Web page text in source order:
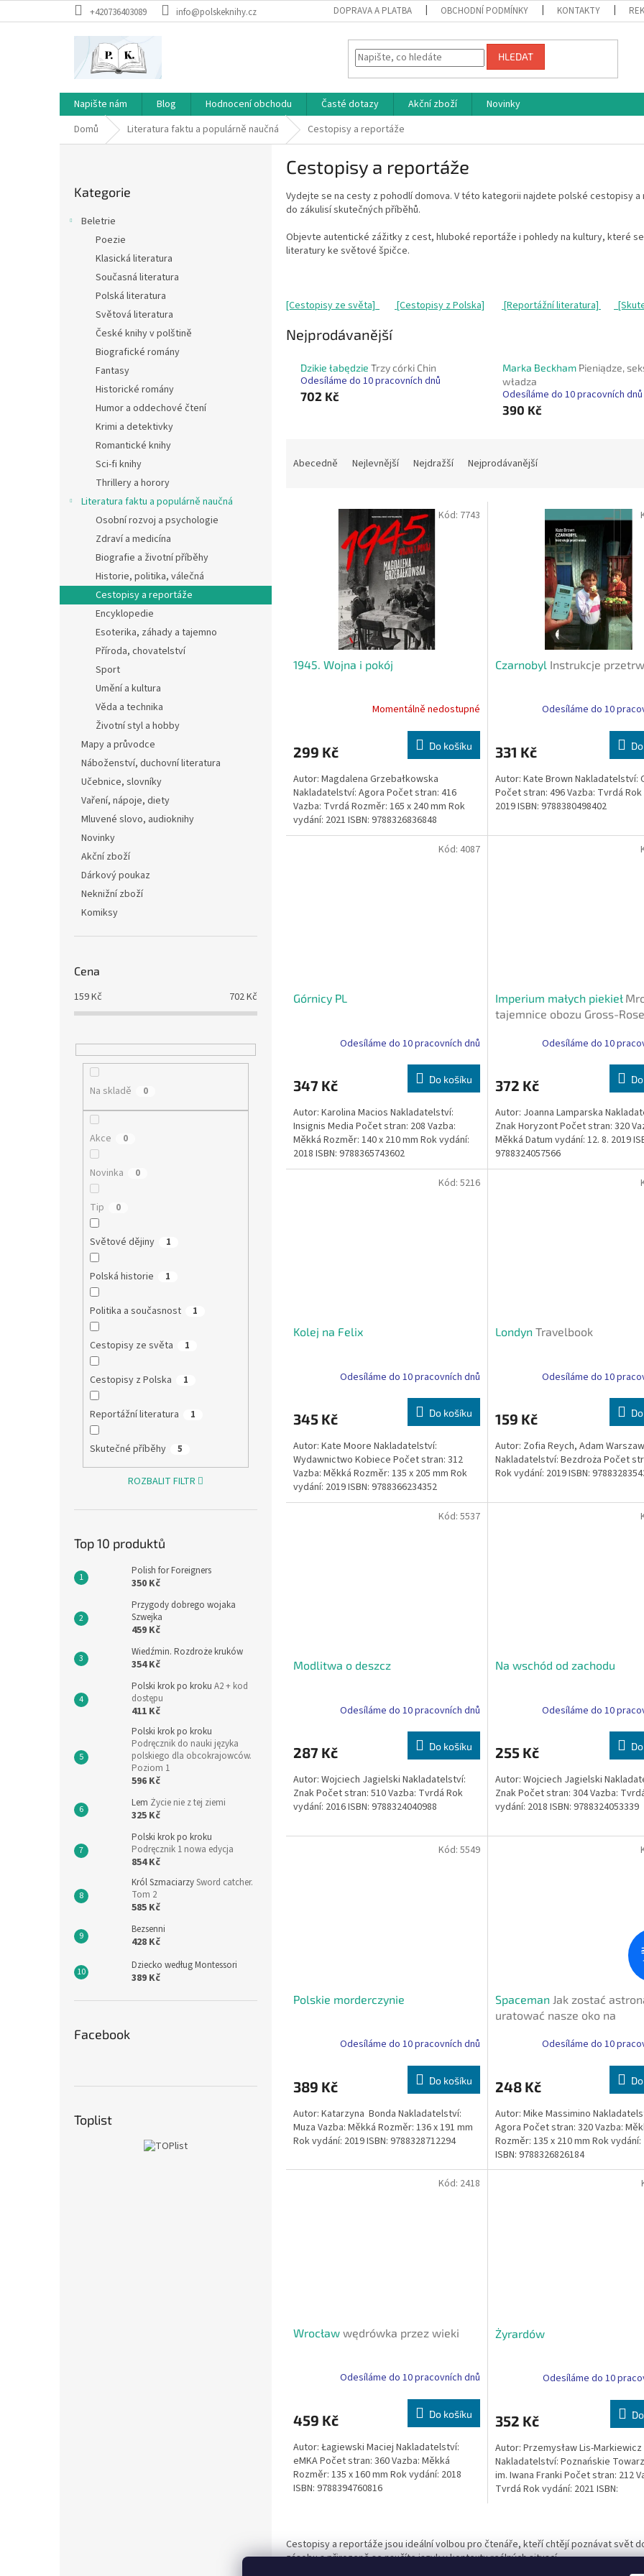
na
+420736403089 info@polskeknihy.cz DOPRAVA A PLATBA OBCHODNÍ PODMÍNKY KONTAKTY
HLEDAT
Napište nám Blog Hodnocení obchodu Časté dotazy Akční zboží
Novinky
Domů
Literatura faktu a populárně naučná Cestopisy a reportáže
kategorie
Kategorie
Beletrie
Poezie
Klasická literatura
Současná literatura
Polská literatura
Světová literatura
České knihy v polštině
Biografické romány
Fantasy
Historické romány
Humor a oddechové čtení
Krimi a detektivky
Romantické knihy
Sci-fi knihy
Thrillery a horory
Literatura faktu a populárně naučná
Osobní rozvoj a psychologie
Zdraví a medicína
Biografie a životní příběhy
Historie, politika, válečná
Cestopisy a reportáže
Encyklopedie
Esoterika, záhady a tajemno
Příroda, chovatelství
Sport
Umění a kultura
Věda a technika
Životní styl a hobby
Mapy a průvodce
Náboženství, duchovní literatura
Učebnice, slovníky
Vaření, nápoje, diety
Mluvené slovo, audioknihy
Novinky
Akční zboží
Dárkový poukaz
Neknižní zboží
Komiksy
Cena
159Kč 702Kč
Na skladě 0
Akce 0
Novinka 0
Tip 0
Světové dějiny 1
Polská historie 1
Politika a současnost 1
Cestopisy ze světa 1
Cestopisy z Polska 1
Reportážní literatura 1
Skutečné příběhy 5
ROZBALIT FILTR
Top 10 produktů
Polish for Foreigners
350 Kč
Przygody dobrego wojaka
Szwejka
459 Kč
Wiedźmin. Rozdroże kruków
354 Kč
Polski krok po kroku A2 + kod
dostępu
411 Kč
Polski krok po kroku
Podręcznik do nauki języka
polskiego dla obcokrajowców.
Poziom 1
596 Kč
Lem Życie nie z tej ziemi
325 Kč
Polski krok po kroku
Podręcznik 1 nowa edycja
854 Kč
Król SzmaciarzySword catcher.
Tom 2
585 Kč
Bezsenni
428 Kč
Dziecko według Montessori
389 Kč
Facebook
Toplist
Cestopisy a reportáže
Vydejte se na cesty z pohodlí domova. V této kategorii najdete polské cestopisy
do zákulisí skutečných příběhů.
Objevte autentické zážitky z cest, hluboké reportáže i pohledy na kultury, které
literatury ke světové špičce.
[Cestopisy ze světa] [Cestopisy z Polska] [Reportážní literatura]
Nejprodávanější
Dzikie łabędzie Trzy córki Chin
Odesíláme do 10 pracovních dnů
702 Kč
Marka Beckham Pieniądze,
władza
Odesíláme do 10 pracovních dnů
390 Kč
Abecedně Nejlevnější Nejdražší Nejprodávanější
1945. Wojna i pokój
Momentálně nedostupné
299 Kč Do košíku
Autor: Magdalena Grzebałkowska
Nakladatelství: Agora Počet stran: 416
Vazba: Tvrdá Rozměr: 165 x 240 mm Rok
vydání: 2021 ISBN: 9788326836848
Kód: 7743
Czarnobyl Instrukcje
Odesíláme do 10
331 Kč
Autor: Kate Brown Nakladatelství:
Počet stran: 496 Vazba: Tvrdá
2019 ISBN: 9788380498402
Górnicy PL
Odesíláme do 10 pracovních dnů
347 Kč Do košíku
Autor: Karolina Macios Nakladatelství:
Insignis Media Počet stran: 208 Vazba:
Měkká Rozměr: 140 x 210 mm Rok vydání:
2018 ISBN: 9788365743602
Kód: 4087
Imperium małych piekieł
tajemnice obozu Gross-
Odesíláme do 10
372 Kč
Autor: Joanna Lamparska
Znak Horyzont Počet stran: 320
Měkká Datum vydání: 12. 8. 2019
9788324057566
Kolej na Felix
Odesíláme do 10 pracovních dnů
345 Kč Do košíku
Autor: Kate Moore Nakladatelství:
Wydawnictwo Kobiece Počet stran: 312
Vazba: Měkká Rozměr: 135 x 205 mm Rok
vydání: 2019 ISBN: 9788366234352
Kód: 5216
Londyn Travelbook
Odesíláme do 10
159 Kč
Autor: Zofia Reych, Adam
Nakladatelství: Bezdroża Počet
Rok vydání: 2019 ISBN:
Modlitwa o deszcz
Odesíláme do 10 pracovních dnů
287 Kč Do košíku
Autor: Wojciech Jagielski Nakladatelství:
Znak Počet stran: 510 Vazba: Tvrdá Rok
vydání: 2016 ISBN: 9788324040988
Kód: 5537
Na wschód od zachodu
Odesíláme do 10
255 Kč
Autor: Wojciech Jagielski
Znak Počet stran: 304 Vazba:
vydání: 2018 ISBN: 9788324053339
Polskie morderczynie
Odesíláme do 10 pracovních dnů
389 Kč Do košíku
Autor: Katarzyna Bonda Nakladatelství:
Muza Vazba: Měkká Rozměr: 136 x 191 mm
Rok vydání: 2019 ISBN: 9788328712294
Kód: 5549
Spaceman Jak zostać
uratować nasze oko na
Odesíláme do 10
248 Kč
Autor: Mike Massimino
Agora Počet stran: 320 Vazba:
Rozměr: 135 x 210 mm Rok vydání:
ISBN: 9788326826184
Wrocław wędrówka przez wieki
Odesíláme do 10 pracovních dnů
459 Kč Do košíku
Autor: Łagiewski Maciej Nakladatelství:
eMKA Počet stran: 360 Vazba: Měkká
Rozměr: 135 x 160 mm Rok vydání: 2018
ISBN: 9788394760816
Kód: 2418
Żyrardów
Odesíláme do 10
352 Kč
Autor: Przemysław Lis-Markiewicz
Nakladatelství: Poznańskie
im. Iwana Franki Počet stran: 212
Tvrdá Rok vydání: 2021 ISBN:
l
Cestopisy a reportáže jsou ideální volbou pro čtenáře, kteří chtějí poznávat svět
zásobu a přirozeně se naučíte jazyk v kontextu reálných situací.